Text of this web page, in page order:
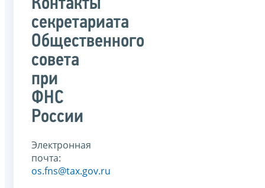
Контакты
секретариата
Общественного
совета
при
ФНС
России
Электронная
почта:
os.fns@tax.gov.ru